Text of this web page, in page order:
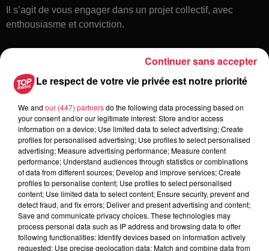
Il s’agit de vous engager dans un projet collectif, avec
enthousiasme et conviction.
Toute l'actu
6 août 2026
À Hoerdt, de l’eau brune sort des
robinets
Le respect de votre vie privée est notre priorité
We and our (447) partnersdo the following data processing based on
your consent and/or our legitimate interest: Store and/or access
information on a device; Use limited data to select advertising; Create
profiles for personalised advertising; Use profiles to select personalised
advertising; Measure advertising performance; Measure content
performance; Understand audiences through statistics or combinations
of data from different sources; Develop and improve services; Create
profiles to personalise content; Use profiles to select personalised
content; Use limited data to select content; Ensure security, prevent and
detect fraud, and fix errors; Deliver and present advertising and content;
Save and communicate privacy choices. These technologies may
process personal data such as IP address and browsing data to offer
following functionalities: Identify devices based on information actively
requested; Use precise geolocation data; Match and combine data from
Continuer sans accepter